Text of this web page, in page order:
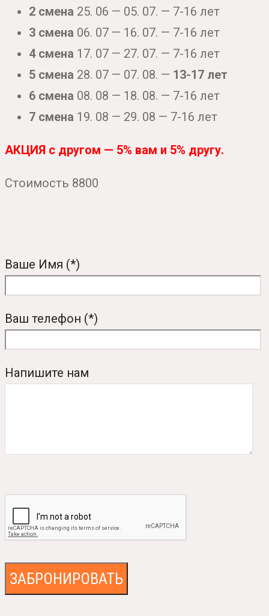
2 смена 25. 06 — 05. 07. — 7-16 лет
3 смена 06. 07 — 16. 07. — 7-16 лет
4 смена 17. 07 — 27. 07. — 7-16 лет
5 смена 28. 07 — 07. 08. — 13-17 лет
6 смена 08. 08 — 18. 08. — 7-16 лет
7 смена 19. 08 — 29. 08 — 7-16 лет
АКЦИЯ с другом — 5% вам и 5% другу.
Стоимость 8800
Ваше Имя (*)
Ваш телефон (*)
Напишите нам